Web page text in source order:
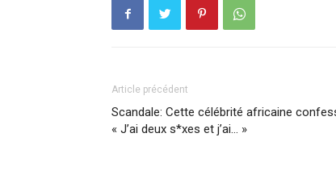
Article précédent
Scandale: Cette célébrité africaine
« J’ai deux s*xes et j’ai… »